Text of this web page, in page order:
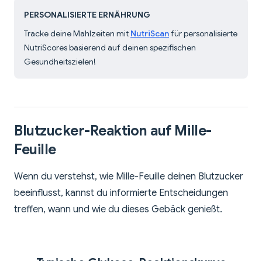
PERSONALISIERTE ERNÄHRUNG
Tracke deine Mahlzeiten mit NutriScanfür personalisierte
NutriScores basierend auf deinen spezifischen
Gesundheitszielen!
Blutzucker-Reaktion auf Mille-
Feuille
Wenn du verstehst, wie Mille-Feuille deinen Blutzucker
beeinflusst, kannst du informierte Entscheidungen
treffen, wann und wie du dieses Gebäck genießt.